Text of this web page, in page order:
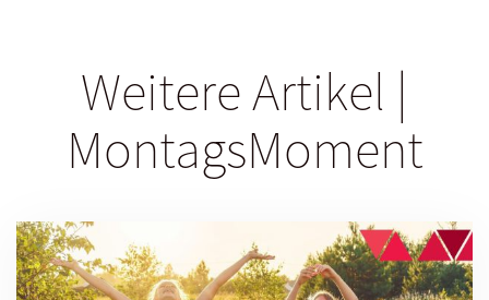
Weitere Artikel |
MontagsMoment